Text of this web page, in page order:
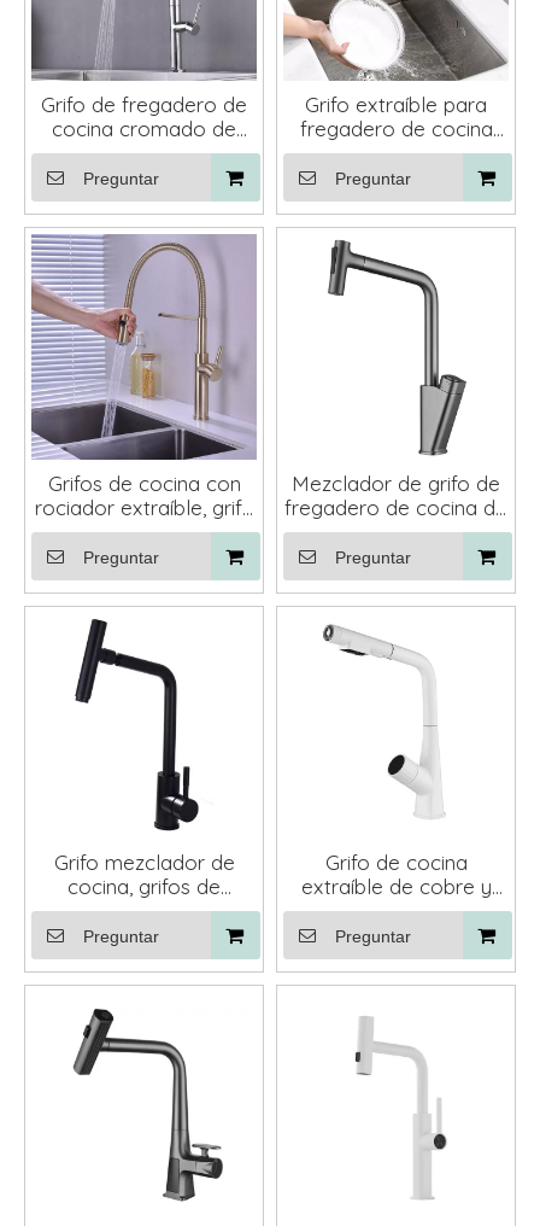
Grifo de fregadero de
cocina cromado de
latón monomando
montado en cubierta
extraíble
Preguntar
Grifo extraíble para
fregadero de cocina
negro de 2 modos
Preguntar
Grifos de cocina con
rociador extraíble, grifo
para fregadero, resorte
extraíble, oro cepillado
o cromo plateado,
recién llegado
Preguntar
Mezclador de grifo de
fregadero de cocina de
latón montado en
cubierta
Preguntar
Grifo mezclador de
cocina, grifos de
fregadero con rotación
de 360 ​​grados, grifo de
cocina extraíble
Preguntar
Grifo de cocina
extraíble de cobre y
latón con una sola
manija montado en
cubierta, grifo de agua
fría y caliente
Preguntar